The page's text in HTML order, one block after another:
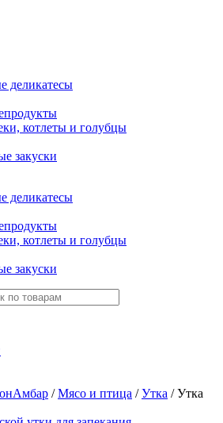
деликатесы
котлеты и голубцы
закуски
деликатесы
котлеты и голубцы
закуски
/Мясо и птица /Утка / Утка